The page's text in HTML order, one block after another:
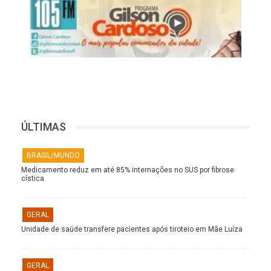
ÚLTIMAS
BRASIL/MUNDO
Medicamento reduz em até 85% internações no SUS por fibrose
cística
GERAL
Unidade de saúde transfere pacientes após tiroteio em Mãe Luíza
GERAL